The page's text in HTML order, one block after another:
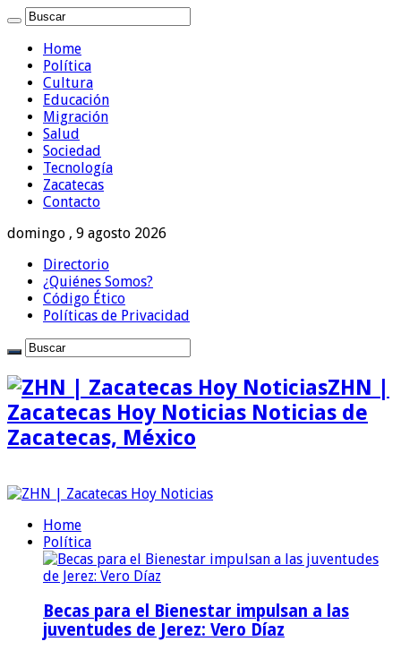
Home
Política
Cultura
Educación
Migración
Salud
Sociedad
Tecnología
Zacatecas
Contacto
domingo , 9 agosto 2026
Directorio
¿Quiénes Somos?
Código Ético
Políticas de Privacidad
ZHN |
Zacatecas Hoy Noticias Noticias de
Zacatecas, México
Home
Política
Becas para el Bienestar impulsan a las
juventudes de Jerez: Vero Díaz